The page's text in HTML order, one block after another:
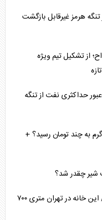
هرمز غیرقابل بازگشت
از تشکیل تیم ویژه
حداکثری نفت از تنگه
به چند تومان رسید؟ +
شیر چقدر شد؟
خرید آپارتمان با قیمت‌های عجیب / این خانه در تهران متری ۷۰۰